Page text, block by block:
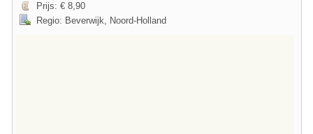
Prijs: € 8,90
Regio: Beverwijk, Noord-Holland